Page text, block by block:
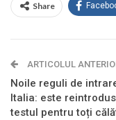
Share
ARTICOLUL
Noile reguli de
Italia: este reintrodus
testul pentru toți